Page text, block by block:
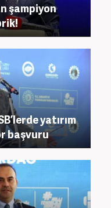
şampiyon
yatırım
başvuru